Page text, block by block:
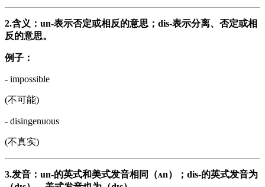
2.含义：un-表示否定或相反的意思；dis-表示分离、否定或相
反的意思。
例子：
- impossible
(不可能)
- disingenuous
(不真实)
3.发音：un-的英式和美式发音相同（ʌn）；dis-的英式发音为